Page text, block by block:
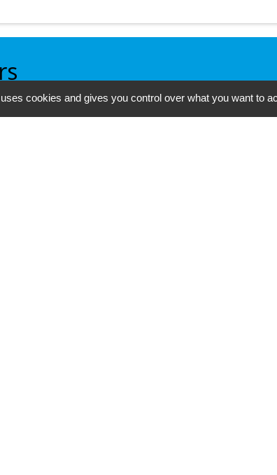
cookies and gives you control over what you want to